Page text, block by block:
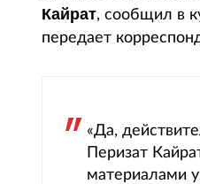
Кайрат, сообщил в
передает
«Да,
Перизат
материалами